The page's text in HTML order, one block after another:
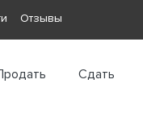
Отзывы
Сдать